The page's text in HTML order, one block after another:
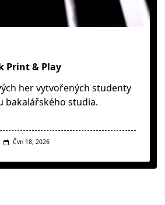
Print & Play
her vytvořených studenty
bakalářského studia.
Čvn 18, 2026